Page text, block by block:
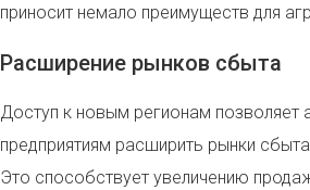
приносит немало преимуществ для
Расширение рынков сбыта
Доступ к новым регионам позволяет
предприятиям расширить рынки
Это способствует увеличению